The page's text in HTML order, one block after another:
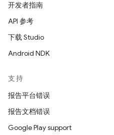
开发者指南
API 参考
下载 Studio
Android NDK
支持
报告平台错误
报告文档错误
Google Play support